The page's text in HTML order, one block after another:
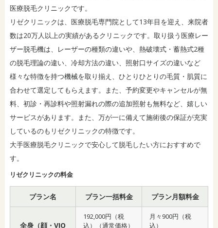
医療脱毛クリニックです。
リゼクリニックは、医療脱毛専門院として13年目を迎え、来院者
数は20万人以上の実績があるクリニックです。取り扱う医療レー
ザー脱毛機は、レーザーの種類の違いや、熱破壊式・蓄熱式2種
の脱毛理論の違い、冷却方法の違い、照射口サイズの違いなど
様々な特徴を持つ機械を取り揃え、ひとりひとりの毛質・肌質に
合わせて選定してもらえます。また、予約変更やキャンセルが無
料、初診・再診料や照射漏れの際の追加照射も無料など、嬉しい
サービスがあります。また、万が一に備えて施術後の保証が充実
しているのもリゼクリニックの特徴です。
大手医療脱毛クリニックで安心して脱毛したい方におすすめで
す。
リゼクリニックの料金
プラン名 プラン一括料金 プラン月額料金
全身（顔・VIO
192,000円（税
込）（通常価格）
月々900円（税
込）